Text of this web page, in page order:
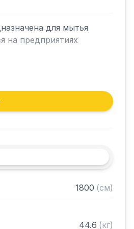
для мытья
на предприятиях
х 300 мм
1800 (см)
44.6 (кг)